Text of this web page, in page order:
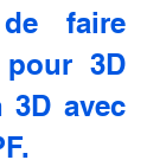
de faire
3D
3D avec